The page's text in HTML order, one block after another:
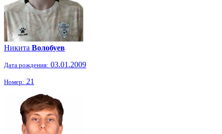
Никита Волобуев
Дата рождения: 03.01.2009
Номер: 21